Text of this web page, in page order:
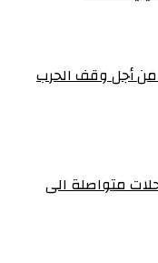
أجل وقف الحرب
متواصلة الى